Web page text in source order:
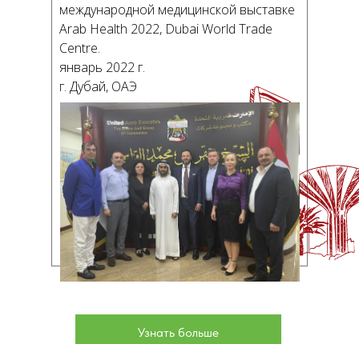
международной медицинской выставке
Arab Health 2022, Dubai World Trade
Centre.
январь 2022 г.
г. Дубай, ОАЭ
Узнать больше